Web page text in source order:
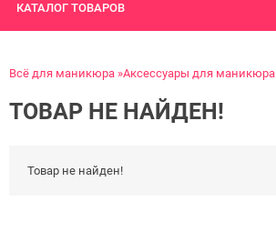
КАТАЛОГ ТОВАРОВ
Всё для маникюра Аксессуары для маникюра
ТОВАР НЕ НАЙДЕН!
Товар не найден!